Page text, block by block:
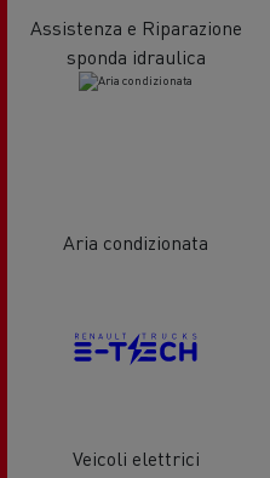
Assistenza e Riparazione
sponda idraulica
Aria condizionata
Veicoli elettrici